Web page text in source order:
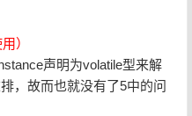
）
声明为volatile型来解
，故而也就没有了5中的问